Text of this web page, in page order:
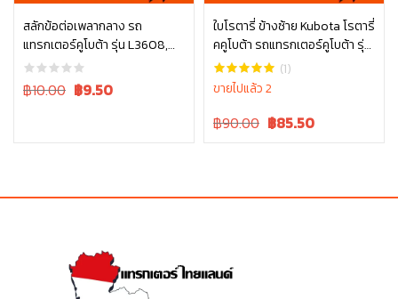
สลักข้อต่อเพลากลาง รถ
แทรกเตอร์คูโบต้า รุ่น L3608,
L4018, L4708, L5018 05411-
00430
Original
฿10.00 Current
฿9.50
หยิบใส่ตะกร้า
ใบโรตารี่ ข้างซ้าย Kubota โรตารี่
คคูโบต้า รถแทรกเตอร์คูโบต้า รุ่น
L3608 L4018 W9516-54163
(1)
ขายไปแล้ว 2
Original
฿90.00 Current
฿85.50
หยิบใส่ตะกร้า